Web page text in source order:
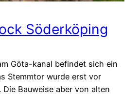
Söderköping
Göta-kanal befindet sich ein
Stemmtor wurde erst vor
Die Bauweise aber von alten